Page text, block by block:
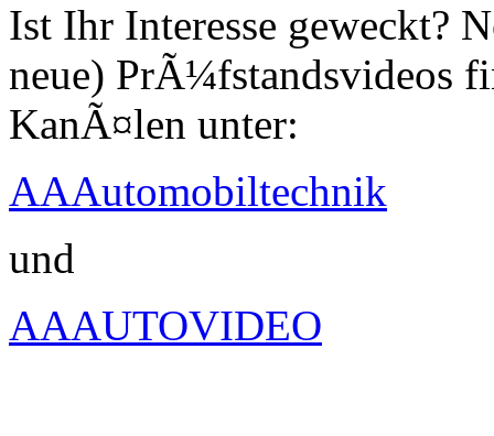
Ist Ihr Interesse geweckt?
neue) PrÃ¼fstandsvideos
KanÃ¤len unter:
AAAutomobiltechnik
und
AAAUTOVIDEO